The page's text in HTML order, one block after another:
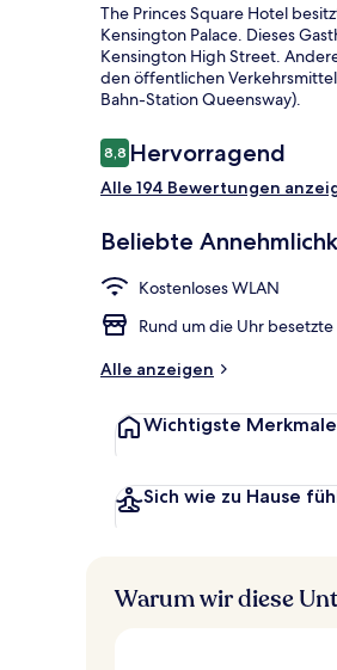
The Princes Square Hotel
Kensington Palace. Dieses
Kensington High Street.
den öffentlichen
Bahn-Station Queensway).
Bewertungen
8,88,8 von 10.
Hervorragend
Alle 194 Bewertungen
Beliebte
Kostenloses WLAN
Rund um die Uhr
Alle anzeigen
Wichtigste Merkmale
Sich wie zu Hause
Warum wir diese